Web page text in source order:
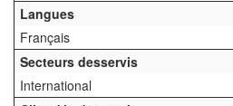
Langues
Français
Secteurs desservis
International